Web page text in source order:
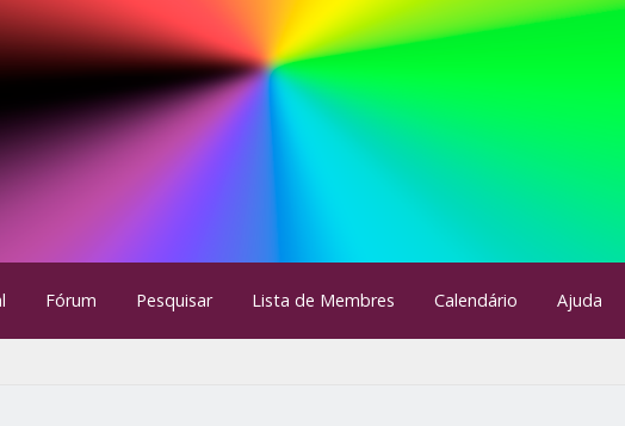
Fórum Pesquisar Lista de Membres Calendário Ajuda